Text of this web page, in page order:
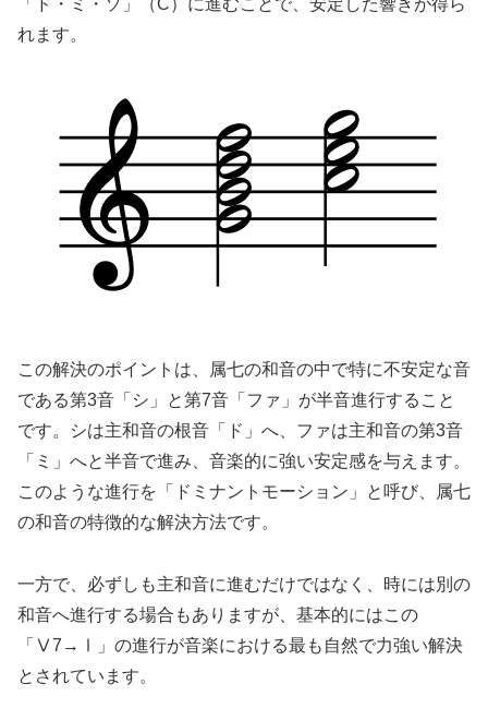
れます。
この解決のポイントは、属七の和音の中で特に不安定な音
である第3音「シ」と第7音「ファ」が半音進行すること
です。シは主和音の根音「ド」へ、ファは主和音の第3音
「ミ」へと半音で進み、音楽的に強い安定感を与えます。
このような進行を「ドミナントモーション」と呼び、属七
の和音の特徴的な解決方法です。
一方で、必ずしも主和音に進むだけではなく、時には別の
和音へ進行する場合もありますが、基本的にはこの
「Ⅴ7→Ⅰ」の進行が音楽における最も自然で力強い解決
とされています。